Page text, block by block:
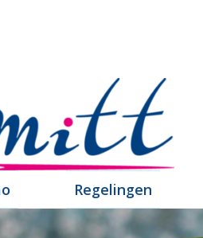
Regelingen